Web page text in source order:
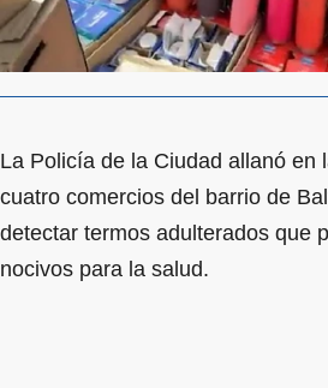
La Policía de la Ciudad allanó en
cuatro comercios del barrio de
detectar termos adulterados que
nocivos para la salud.